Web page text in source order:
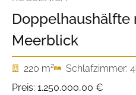
Meerblick
220 m2 Schlafzimmer: 4
Preis: 1.250.000,00 €